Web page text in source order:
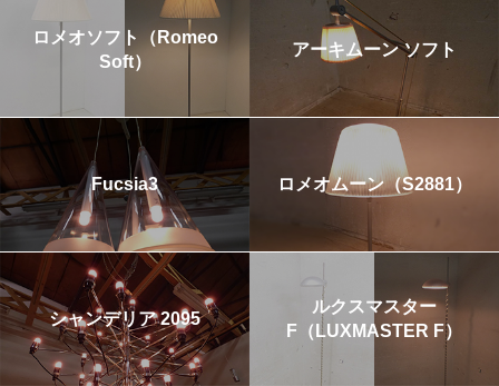
ロメオソフト（Romeo
Soft）
アーキムーン ソフト
Fucsia3 ロメオムーン（S2881）
シャンデリア 2095
ルクスマスター
F（LUXMASTER F）